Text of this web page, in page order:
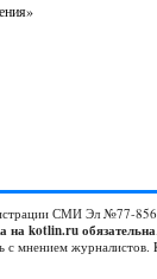
СМИ Эл №77-
на kotlin.ru обязательна
с мнением журналистов.